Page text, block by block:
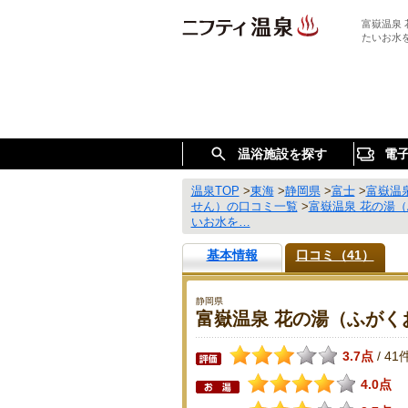
富嶽温泉
たいお水
温浴施設を探す 電
温泉TOP >東海>静岡県>富士>富嶽温
せん）の口コミ一覧 >富嶽温泉 花の湯
いお水を…
基本情報 口コミ（41）
静岡県
富嶽温泉 花の湯（ふがく
3.7点 / 41
4.0点